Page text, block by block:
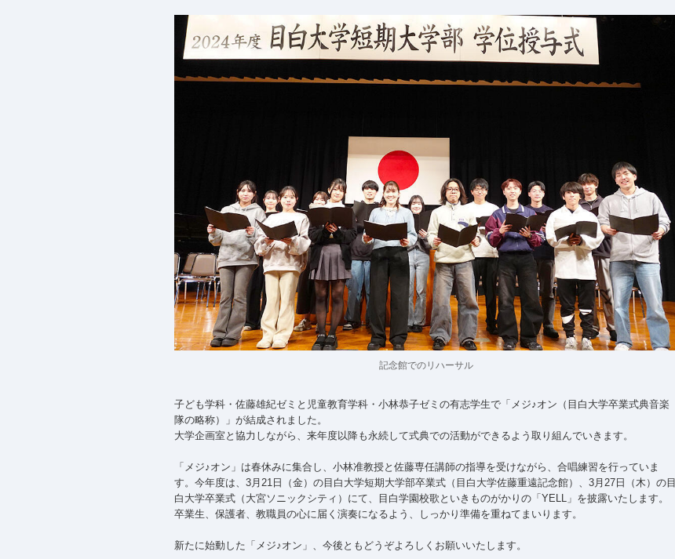
記念館でのリハーサル
子ども学科・佐藤雄紀ゼミと児童教育学科・小林恭子ゼミの有志学生で「メジ♪オン（目白大学卒業式典音楽
隊の略称）」が結成されました。
大学企画室と協力しながら、来年度以降も永続して式典での活動ができるよう取り組んでいきます。
「メジ♪オン」は春休みに集合し、小林准教授と佐藤専任講師の指導を受けながら、合唱練習を行っていま
す。今年度は、3月21日（金）の目白大学短期大学部卒業式（目白大学佐藤重遠記念館）、3月27日（木）の目
白大学卒業式（大宮ソニックシティ）にて、目白学園校歌といきものがかりの「YELL」を披露いたします。
卒業生、保護者、教職員の心に届く演奏になるよう、しっかり準備を重ねてまいります。
新たに始動した「メジ♪オン」、今後ともどうぞよろしくお願いいたします。